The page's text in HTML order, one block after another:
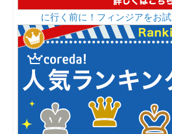
に行く前に！フィンジアをお試